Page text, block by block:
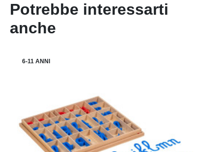
Potrebbe interessarti
anche
6-11 ANNI